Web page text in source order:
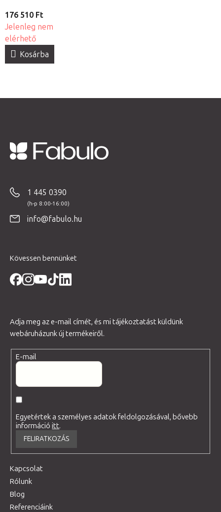
176 510 Ft
Jelenleg nem
elérhető
Kosárba
1 445 0390
info@fabulo.hu
Kövessen bennünket
Adja meg az e-mail címét, és mi tájékoztatást küldünk
webáruházunk új termékeiről.
E-mail
Egyetértek a személyes adatok feldolgozásával, bővebb
információitt.
FELIRATKOZÁS
Kapcsolat
Rólunk
Blog
Referenciáink